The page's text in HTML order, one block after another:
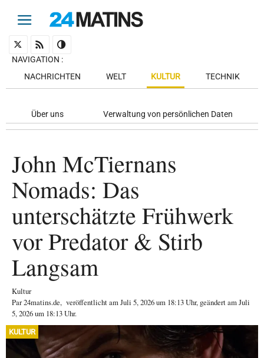
NAVIGATION :
NACHRICHTEN
WELT KULTUR TECHNIK
Über uns Verwaltung von persönlichen Daten
John McTiernans
Nomads: Das
unterschätzte Frühwerk
vor Predator & Stirb
Langsam
Kultur
Par24matins.de, veröffentlicht amJuli 5, 2026um 18:13 Uhr, geändert am Juli
5, 2026 um 18:13 Uhr.
KULTUR